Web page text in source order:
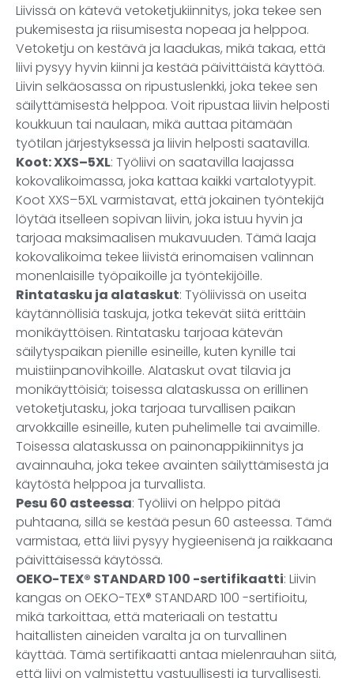
Liivissä on kätevä vetoketjukiinnitys, joka tekee sen
pukemisesta ja riisumisesta nopeaa ja helppoa.
Vetoketju on kestävä ja laadukas, mikä takaa, että
liivi pysyy hyvin kiinni ja kestää päivittäistä käyttöä.
Liivin selkäosassa on ripustuslenkki, joka tekee sen
säilyttämisestä helppoa. Voit ripustaa liivin helposti
koukkuun tai naulaan, mikä auttaa pitämään
työtilan järjestyksessä ja liivin helposti saatavilla.
Koot: XXS–5XL: Työliivi on saatavilla laajassa
kokovalikoimassa, joka kattaa kaikki vartalotyypit.
Koot XXS–5XL varmistavat, että jokainen työntekijä
löytää itselleen sopivan liivin, joka istuu hyvin ja
tarjoaa maksimaalisen mukavuuden. Tämä laaja
kokovalikoima tekee liivistä erinomaisen valinnan
monenlaisille työpaikoille ja työntekijöille.
Rintatasku ja alataskut: Työliivissä on useita
käytännöllisiä taskuja, jotka tekevät siitä erittäin
monikäyttöisen. Rintatasku tarjoaa kätevän
säilytyspaikan pienille esineille, kuten kynille tai
muistiinpanovihkoille. Alataskut ovat tilavia ja
monikäyttöisiä; toisessa alataskussa on erillinen
vetoketjutasku, joka tarjoaa turvallisen paikan
arvokkaille esineille, kuten puhelimelle tai avaimille.
Toisessa alataskussa on painonappikiinnitys ja
avainnauha, joka tekee avainten säilyttämisestä ja
käytöstä helppoa ja turvallista.
Pesu 60 asteessa: Työliivi on helppo pitää
puhtaana, sillä se kestää pesun 60 asteessa. Tämä
varmistaa, että liivi pysyy hygieenisenä ja raikkaana
päivittäisessä käytössä.
OEKO-TEX® STANDARD 100 -sertifikaatti: Liivin
kangas on OEKO-TEX® STANDARD 100 -sertifioitu,
mikä tarkoittaa, että materiaali on testattu
haitallisten aineiden varalta ja on turvallinen
käyttää. Tämä sertifikaatti antaa mielenrauhan siitä,
että liivi on valmistettu vastuullisesti ja turvallisesti.